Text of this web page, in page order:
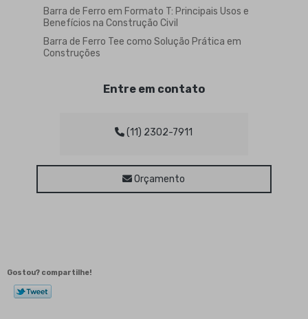
Barra de Ferro em Formato T: Principais Usos e
Benefícios na Construção Civil
Barra de Ferro Tee como Solução Prática em
Construções
Barra de Ferro Tipo Tee: Guia Completo para
Barra Sextavada de Aço é Ideal para Projetos
Estruturais e Mecânicos
Barra Sextavada de Aço para Projetos Estruturais
Barra Sextavada: Como Escolher e Utilizar Esse
Material em Projetos
Entre em contato
(11) 2302-7911
Orçamento
Gostou? compartilhe!